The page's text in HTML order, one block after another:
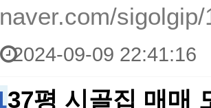
sigolgip/
2024-09-09 22:41:16
37평 시골집 매매